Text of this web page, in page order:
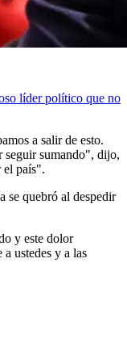
líder político que no
a salir de esto.
seguir sumando", dijo,
el país".
se quebró al despedir
y este dolor
a ustedes y a las